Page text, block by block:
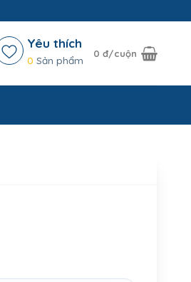
Yêu thích
0 Sản phẩm
0đ/cuộn